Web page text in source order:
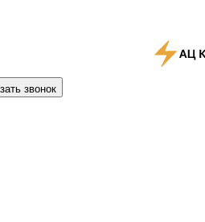
звонок